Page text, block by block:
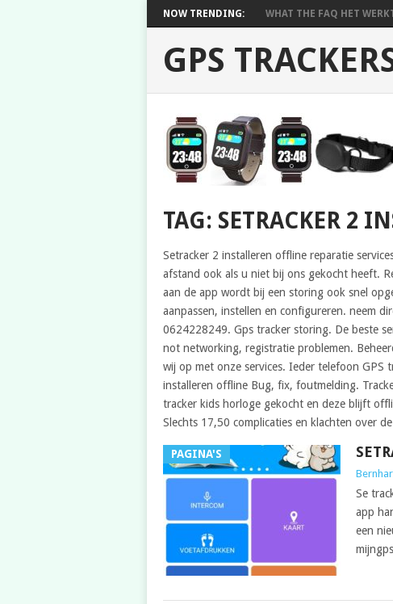
NOW TRENDING: WHAT THE FAQ HET
GPS
TAG: SETRACKER 2
Setracker 2 installeren offline reparatie
afstand ook als u niet bij ons gekocht heeft.
aan de app wordt bij een storing ook snel
aanpassen, instellen en configureren. neem
0624228249. Gps tracker storing. De beste
not networking, registratie problemen.
wij op met onze services. Ieder telefoon GPS
installeren offline Bug, fix, foutmelding.
tracker kids horloge gekocht en deze blijft
Slechts 17,50 complicaties en klachten over
PAGINA'S
Se
app
een